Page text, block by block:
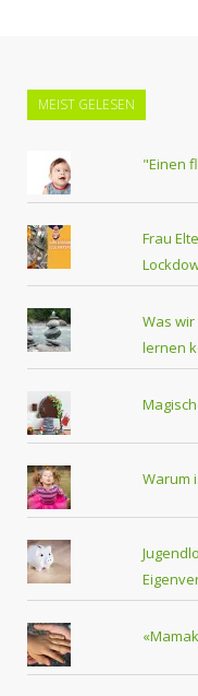
MEIST GELESEN
"Einen
Frau
Was
lernen
Warum